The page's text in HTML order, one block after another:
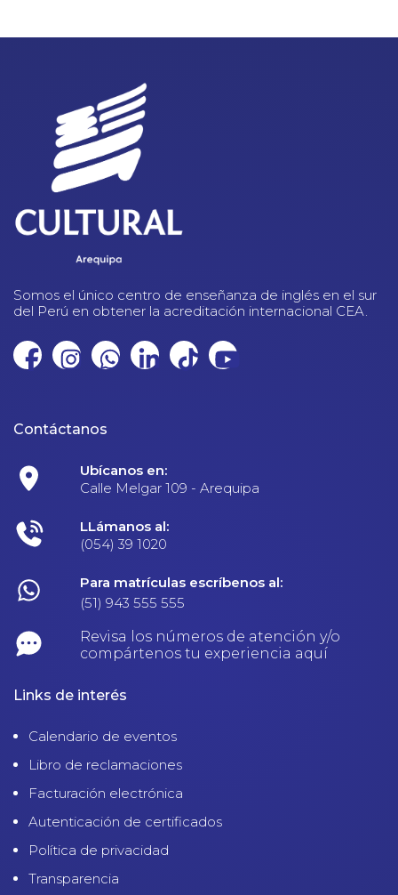
Somos el único centro de enseñanza de inglés en el sur
del Perú en obtener la acreditación internacional CEA.
Contáctanos
Ubícanos en:
Calle Melgar 109 - Arequipa
LLámanos al:
(054) 39 1020
Para matrículas escríbenos al:
(51) 943 555 555
Revisa los números de atención y/o
compártenos tu experiencia aquí
Links de interés
Calendario de eventos
Libro de reclamaciones
Facturación electrónica
Autenticación de certificados
Política de privacidad
Transparencia